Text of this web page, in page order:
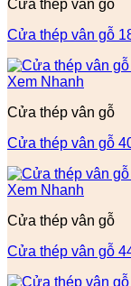
Cửa thép vân gỗ
Cửa thép vân gỗ
Xem Nhanh
Cửa thép vân gỗ
Cửa thép vân gỗ
Xem Nhanh
Cửa thép vân gỗ
Cửa thép vân gỗ